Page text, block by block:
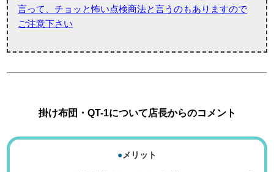
言って、チョッと怖い点検商法と言うのもありますので
ご注意下さい
掛け布団・QT-1について店長からのコメント
●メリット